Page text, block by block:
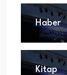
Haber
Kitap